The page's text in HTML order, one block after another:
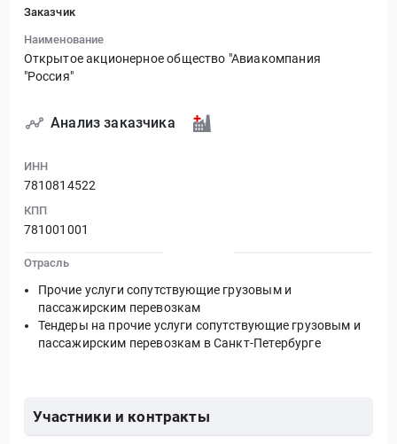
Заказчик
Наименование
Открытое акционерное общество "Авиакомпания
"Россия"
Анализ заказчика
ИНН
7810814522
КПП
781001001
Отрасль
Прочие услуги сопутствующие грузовым и
пассажирским перевозкам
Тендеры на прочие услуги сопутствующие грузовым и
пассажирским перевозкам в Санкт-Петербурге
Участники и контракты